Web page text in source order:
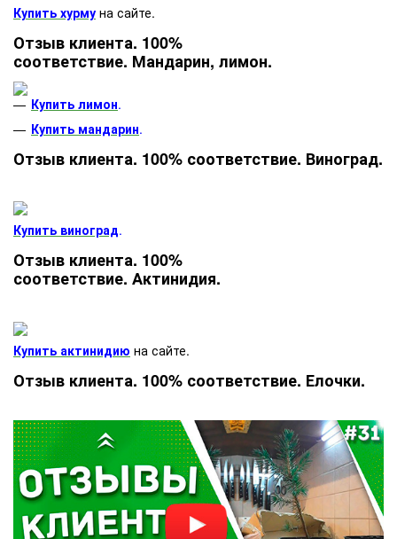
Купить хурму на сайте.
Отзыв клиента. 100%
соответствие. Мандарин, лимон.
Купить лимон.
Купить мандарин.
Отзыв клиента. 100% соответствие. Виноград.
Купить виноград.
Отзыв клиента. 100%
соответствие. Актинидия.
Купить актинидию на сайте.
Отзыв клиента. 100% соответствие. Елочки.